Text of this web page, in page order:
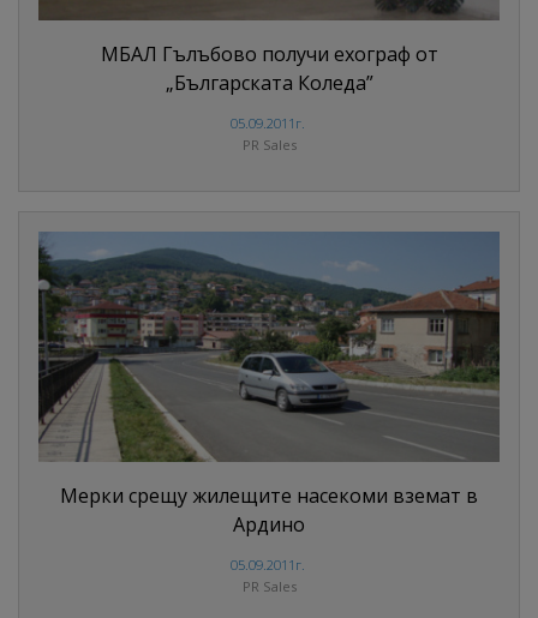
МБАЛ Гълъбово получи ехограф от
„Българската Коледа”
05.09.2011г.
PR Sales
Мерки срещу жилещите насекоми вземат в
Ардино
05.09.2011г.
PR Sales